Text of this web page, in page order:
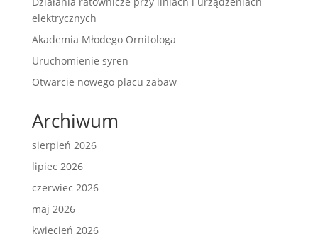
elektrycznych
Akademia Młodego Ornitologa
Uruchomienie syren
Otwarcie nowego placu zabaw
Archiwum
sierpień 2026
lipiec 2026
czerwiec 2026
maj 2026
kwiecień 2026